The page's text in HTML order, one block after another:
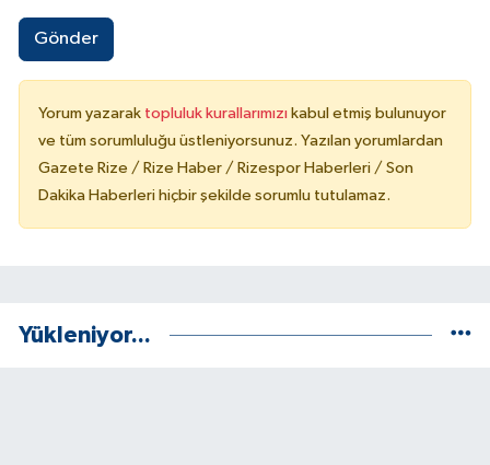
Gönder
Yorum yazarak topluluk kurallarımızı kabul etmiş bulunuyor
ve tüm sorumluluğu üstleniyorsunuz. Yazılan yorumlardan
Gazete Rize / Rize Haber / Rizespor Haberleri / Son
Dakika Haberleri hiçbir şekilde sorumlu tutulamaz.
Yükleniyor...
Kadın